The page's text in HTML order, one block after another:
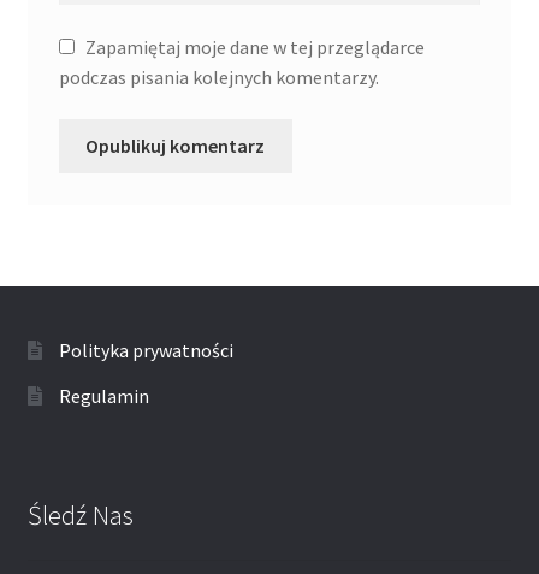
Zapamiętaj moje dane w tej przeglądarce
podczas pisania kolejnych komentarzy.
Polityka prywatności
Regulamin
Śledź Nas